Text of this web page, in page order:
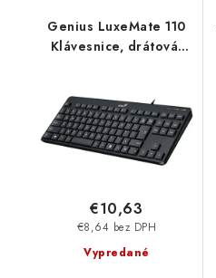
Genius LuxeMate 110
Klávesnice, drátová,
Vypredané
€8,64 bez DPH
€10,63